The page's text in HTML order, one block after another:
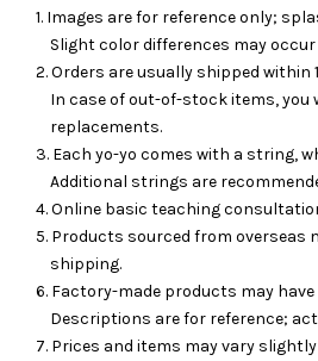
1. Images are for reference only;
Slight color differences may
2. Orders are usually shipped within
In case of out-of-stock items, you
replacements.
3. Each yo-yo comes with a string,
Additional strings are
4. Online basic teaching
5. Products sourced from overseas
shipping.
6. Factory-made products may
Descriptions are for reference;
7. Prices and items may vary